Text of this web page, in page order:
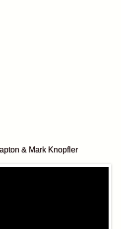
& Mark Knopfler